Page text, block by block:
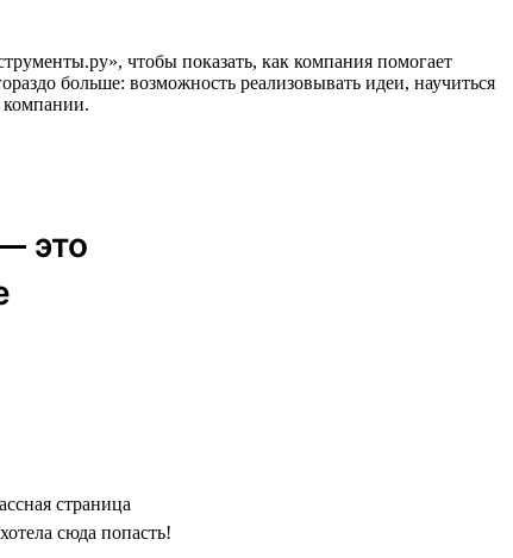
чтобы показать, как компания помогает
больше: возможность реализовывать идеи, научиться
компании.
это
страница
сюда попасть!